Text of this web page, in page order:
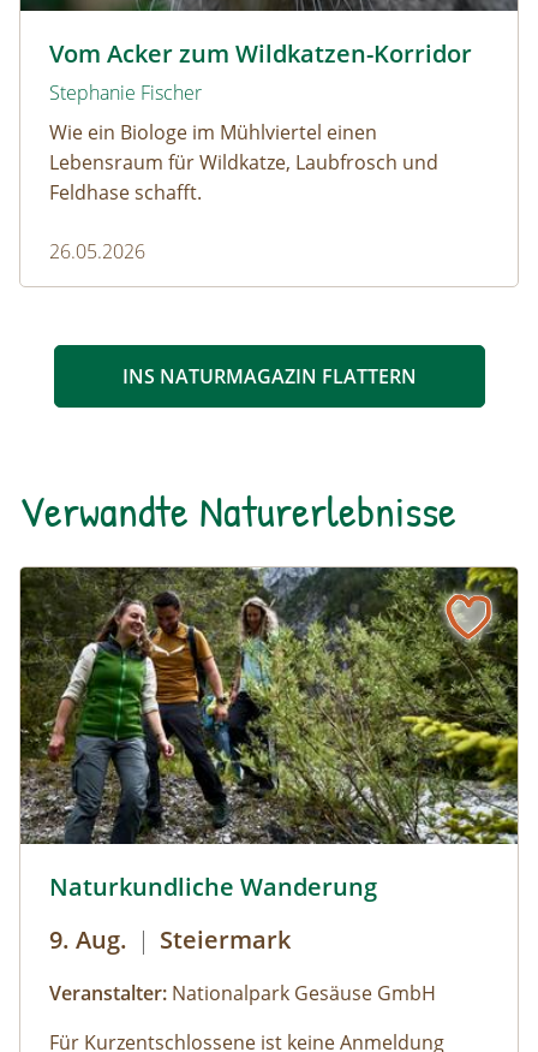
Vom Acker zum Wildkatzen-Korridor
Stephanie Fischer
Wie ein Biologe im Mühlviertel einen
Lebensraum für Wildkatze, Laubfrosch und
Feldhase schafft.
26.05.2026
INS NATURMAGAZIN FLATTERN
Verwandte Naturerlebnisse
Naturkundliche Wanderung
9. Aug. | Steiermark
Veranstalter: Nationalpark Gesäuse GmbH
Für Kurzentschlossene ist keine Anmeldung